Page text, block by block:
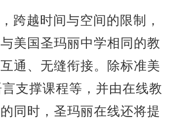
跨越时间与空间的限制，
美国圣玛丽中学相同的教
通、无缝衔接。除标准美
支撑课程等，并由在线教
同时，圣玛丽在线还将提